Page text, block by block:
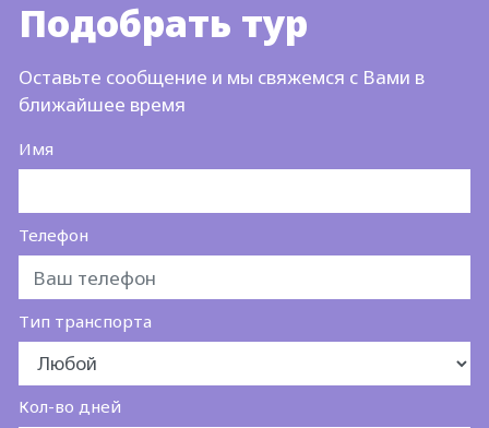
Подобрать тур
Оставьте сообщение и мы свяжемся с Вами в
ближайшее время
Имя
Телефон
Тип транспорта
Кол-во дней